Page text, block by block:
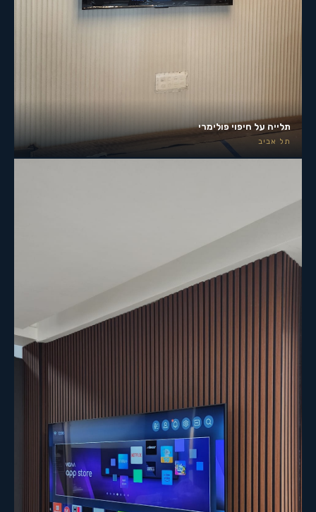
תלייה על חיפוי פולימרי
תל אביב